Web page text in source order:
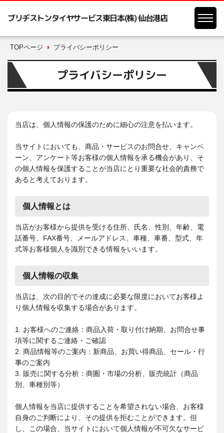
ブリヂストンタイヤサービス東日本(株) 仙台港店
TOPページ プライバシーポリシー
プライバシーポリシー
当店は、個人情報の保護のために細心の注意を払います。
当サイトにおいても、商品・サービスのお問合せ、キャンペ
ーン、アンケート等お客様の個人情報を承る機会があり、そ
の個人情報を保護することが当店にとり重要な社会的責務で
あると考えております。
個人情報とは
当店がお客様から提供を受ける住所、氏名、性別、年齢、電
話番号、FAX番号、メールアドレス、車種、車番、型式、年
式等お客様個人を識別できる情報をいいます。
個人情報の収集
当店は、次の目的でその達成に必要な限度においてお客様よ
り個人情報を収集する場合があります。
1. お客様へのご連絡：商品入荷・取り付け納期、お問合せ事
項等に関するご連絡・ご確認
2. 商品情報等のご案内：新商品、お買い得商品、セール・行
事のご案内
3. 販売に関する分析：商圏・市場の分析、販売統計（商品
別、車種別等）
個人情報を当店に提供することを希望されない場合、お客様
自身のご判断により、その提供を拒むことができます。但
し、この場合、当サイトにおいて個人情報が不可欠なサービ